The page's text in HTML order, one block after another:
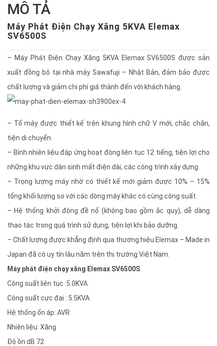
MÔ TẢ
Máy Phát Điện Chạy Xăng 5KVA Elemax
SV6500S
– Máy Phát Điện Chạy Xăng 5KVA Elemax SV6500S được sản
xuất đồng bộ tại nhà máy Sawafuji – Nhật Bản, đảm bảo được
chất lượng và giảm chi phí giá thành đến với khách hàng.
– Tổ máy được thiết kế trên khung hình chữ V mới, chắc chắn,
tiện di chuyển.
– Bình nhiên liệu đáp ứng hoạt động liên tục 12 tiếng, tiện lợi cho
những khu vực dân sinh mất điện dài, các công trình xây dựng.
– Trọng lượng máy nhờ có thiết kế mới giảm được 10% – 15%
tổng khối lượng so với các dòng máy khác có cùng công suất.
– Hệ thống khởi động đề nổ (không bao gồm ắc quy), dễ dàng
thao tác trong quá trình sử dụng, tiện lợi khi bảo dưỡng.
– Chất lượng được khẳng định qua thương hiệu Elemax – Made in
Japan đã có uy tín lâu năm trên thị trường Việt Nam.
Máy phát điện chạy xăng Elemax SV6500S
Công suất liên tục :5.0KVA
Công suất cực đại : 5.5KVA
Hệ thống ổn áp: AVR
Nhiên liệu: Xăng
Độ ồn dB 72